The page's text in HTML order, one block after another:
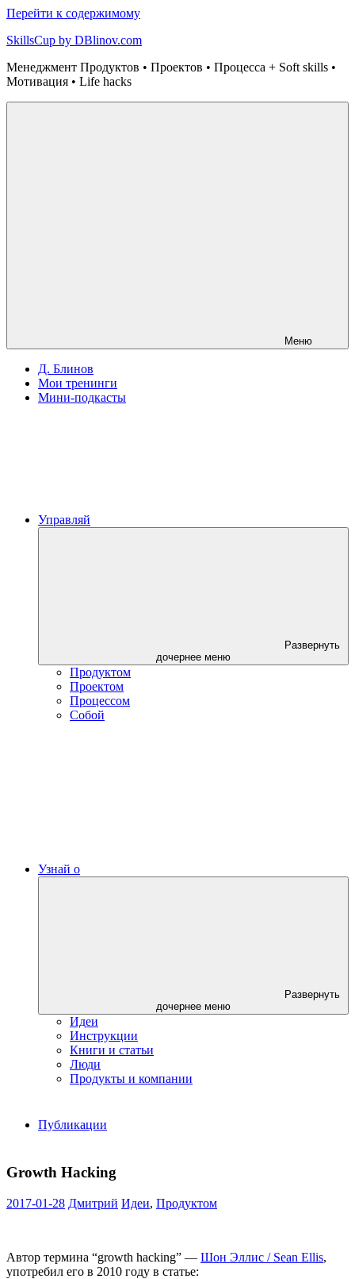
Перейти к содержимому
SkillsCup by DBlinov.com
Менеджмент Продуктов • Проектов • Процесса + Soft skills •
Мотивация • Life hacks
Меню
Д. Блинов
Мои тренинги
Мини-подкасты
Управляй
Развернуть
дочернее меню
Продуктом
Проектом
Процессом
Собой
Узнай о
Развернуть
дочернее меню
Идеи
Инструкции
Книги и статьи
Люди
Продукты и компании
Публикации
Growth Hacking
2017-01-28 Дмитрий Идеи, Продуктом
Автор термина “growth hacking” — Шон Эллис / Sean Ellis,
употребил его в 2010 году в статье: